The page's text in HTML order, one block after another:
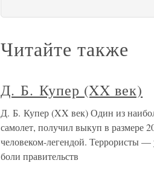
Читайте также
Д. Б. Купер (XX век)
Д. Б. Купер (XX век) Один из
самолет, получил выкуп в размере
человеком-легендой. Террористы
боли правительств